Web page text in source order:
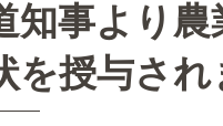
知事より
を授与され